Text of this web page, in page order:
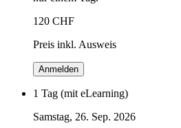
120 CHF
Preis inkl. Ausweis
Anmelden
1 Tag (mit eLearning)
Samstag, 26. Sep. 2026